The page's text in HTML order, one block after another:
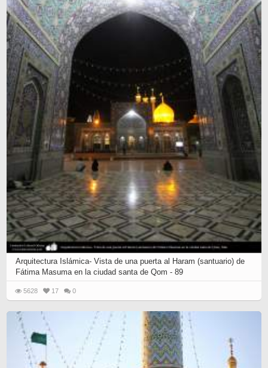
Arquitectura Islámica- Vista de una puerta al Haram (santuario) de
Fátima Masuma en la ciudad santa de Qom - 89
5628 17 0